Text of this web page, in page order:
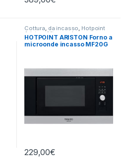
Cottura, da incasso, Hotpoint
Ariston, Microonde
HOTPOINT ARISTON Forno a
microonde incasso MF20G
229,00€